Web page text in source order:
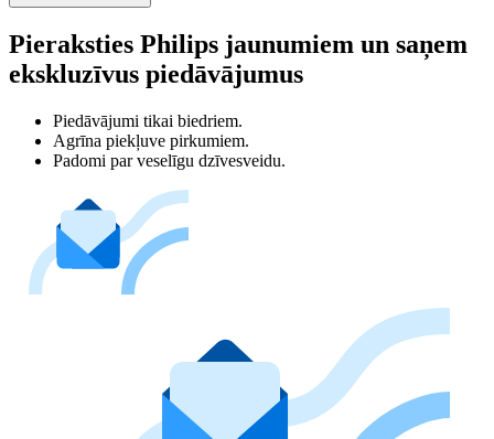
Pieraksties Philips jaunumiem un saņem
ekskluzīvus piedāvājumus
Piedāvājumi tikai biedriem.
Agrīna piekļuve pirkumiem.
Padomi par veselīgu dzīvesveidu.